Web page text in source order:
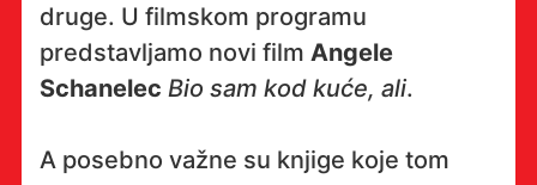
druge. U filmskom programu
predstavljamo novi film Angele
Schanelec Bio sam kod kuće, ali.
A posebno važne su knjige koje tom